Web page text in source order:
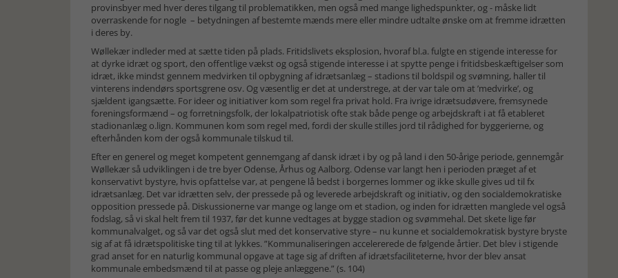
provinsbyer med hver deres tilgang til problematikken, men også med mange lighedspunkter, og - måske lidt
overraskende for nogle – betydningen af bestemte mænds mere eller mindre udtalte ønske om at fremme idrætten
i deres by.
Wøllekær indleder med at sætte tiden på plads. Fritidslivets eksplosion, hvoraf bl.a. fulgte en stigende interesse for
at dyrke idræt og sport, den offentlige vækst og også stigende interesse i at spytte penge i fritidsbeskæftigelser som
idræt, ikke mindst gennem medvirken til opbygning af idrætsanlæg – stadions til boldspil og svømning, haller til
vinterens indendørs sportsgrene osv. Og væsentlig er det at understrege, at der var tale om at ’medvirke’, og
sjældent igangsætte. For ideer og initiativer kom som regel fra privat hold. Fra ivrige idrætsudøvere, fremsynede
foreningsformænd – og forretningsfolk, der lokalpatriotisk ofte stak både penge og arbejdskraft i at få etableret
stadionanlæg o.lign. Kommunen kom som regel med, fordi der skulle stilles jord til rådighed for byggerierne, og
efterhånden kom der også kommunale tilskud til.
Efter en generel og meget kompetent gennemgang af dansk idræt i by og på land i den 50-årige periode, gennemgår
Wøllekær så udviklingen i de tre byer Odense, Århus og Aalborg. Odense var langt hen i perioden præget af et
konservativt bystyre, hvis opfattelse var, at pengene lå bedst i borgernes lommer og ikke skulle gives ud til fx
idrætsanlæg. Det var idrætten selv, der pressede på og leverede arbejdskraft og initiativ, og den socialdemokratiske
opposition pressede på. Diskussionerne var mange og lange om et stadion, og inden for idrætten manglede vel også
fodslag, så vi skal helt frem til 1937, før det kunne vedtages at bygge stadion og svømmehal. Det skete lige før
kommunalvalget, og så var det også slut med det konservative styre – nu kunne et socialdemokratisk bystyre bryste
sig af at få idrætspolitiske ting til at lykkes. ”Kommunaliseringen accelererede de følgende årtier. Det blev i stigende
grad anset for en naturlig kommunal opgave at tage sig af driften af idrætsfaciliteterne, hvor der blev ansat
kommunale embedsmænd til at passe og pleje anlæggene.” (s. 104)